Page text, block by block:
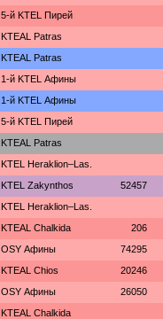
5-й KTEL Пирей
KTEAL Patras
KTEAL Patras
1-й KTEL Афины
1-й KTEL Афины
5-й KTEL Пирей
KTEAL Patras
KTEL Heraklion–Las.
KTEL Zakynthos 52457
KTEL Heraklion–Las.
KTEAL Chalkida 206
OSY Афины 74295
KTEAL Chios 20246
OSY Афины 26050
KTEAL Chalkida